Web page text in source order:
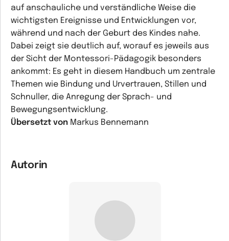
auf anschauliche und verständliche Weise die
wichtigsten Ereignisse und Entwicklungen vor,
während und nach der Geburt des Kindes nahe.
Dabei zeigt sie deutlich auf, worauf es jeweils aus
der Sicht der Montessori-Pädagogik besonders
ankommt: Es geht in diesem Handbuch um zentrale
Themen wie Bindung und Urvertrauen, Stillen und
Schnuller, die Anregung der Sprach- und
Bewegungsentwicklung.
Übersetzt von Markus Bennemann
Autorin